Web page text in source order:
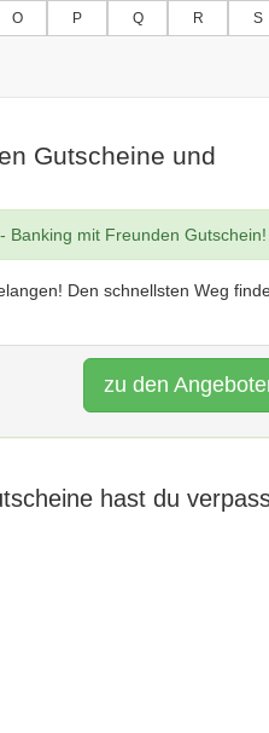
O P Q R S
Gutscheine und
Banking mit Freunden Gutschein!
Den schnellsten Weg
zu den
hast du